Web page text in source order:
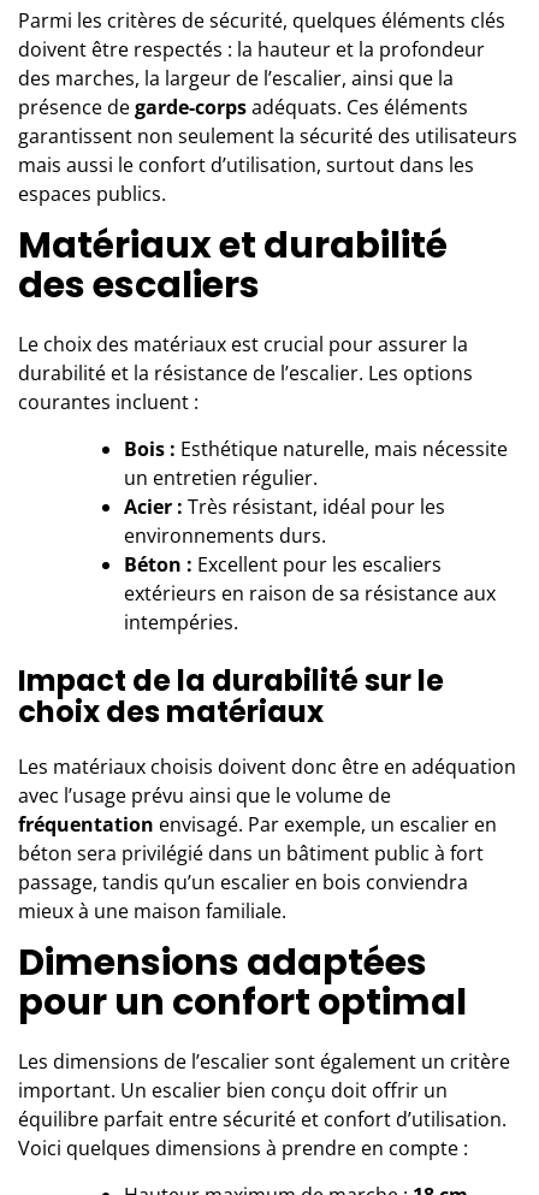
Parmi les critères de sécurité, quelques éléments clés
doivent être respectés : la hauteur et la profondeur
des marches, la largeur de l’escalier, ainsi que la
présence degarde-corpsadéquats. Ces éléments
garantissent non seulement la sécurité des utilisateurs
mais aussi le confort d’utilisation, surtout dans les
espaces publics.
Matériaux et durabilité
des escaliers
Le choix des matériaux est crucial pour assurer la
durabilité et la résistance de l’escalier. Les options
courantes incluent :
Bois : Esthétique naturelle, mais nécessite
un entretien régulier.
Acier : Très résistant, idéal pour les
environnements durs.
Béton : Excellent pour les escaliers
extérieurs en raison de sa résistance aux
intempéries.
Impact de la durabilité sur le
choix des matériaux
Les matériaux choisis doivent donc être en adéquation
avec l’usage prévu ainsi que le volume de
fréquentation envisagé. Par exemple, un escalier en
béton sera privilégié dans un bâtiment public à fort
passage, tandis qu’un escalier en bois conviendra
mieux à une maison familiale.
Dimensions adaptées
pour un confort optimal
Les dimensions de l’escaliersont également un critère
important. Un escalier bien conçu doit offrir un
équilibre parfait entre sécurité et confort d’utilisation.
Voici quelques dimensions à prendre en compte :